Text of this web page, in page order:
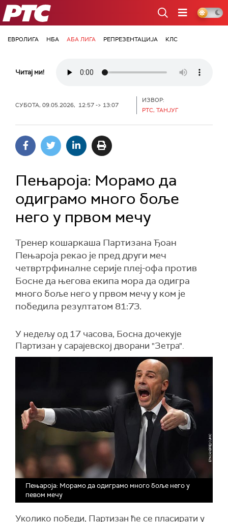
РТС
ЕВРОЛИГА НБА АБА ЛИГА РЕПРЕЗЕНТАЦИЈА КЛС
Читај ми!
СУБОТА, 09.05.2026, 12:57 -> 13:07
ИЗВОР:
РТС, ТАНЈУГ
Пењароја: Морамо да
одиграмо много боље
него у првом мечу
Тренер кошаркаша Партизана Ђоан
Пењароја рекао је пред други меч
четвртрфиналне серије плеј-офа против
Босне да његова екипа мора да одигра
много боље него у првом мечу у ком је
победила резултатом 81:73.
У недељу од 17 часова, Босна дочекује
Партизан у сарајевској дворани "Зетра".
Пењароја: Морамо да одиграмо много боље него у
певом мечу
Уколико победи, Партизан ће се пласирати у